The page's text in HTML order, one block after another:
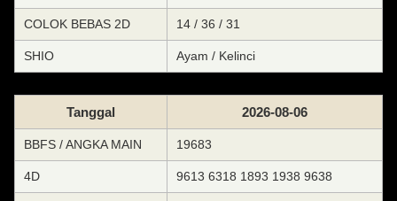
COLOK BEBAS 2D 14 / 36 / 31
SHIO Ayam / Kelinci
Tanggal 2026-08-06
BBFS / ANGKA MAIN 19683
4D 9613 6318 1893 1938 9638